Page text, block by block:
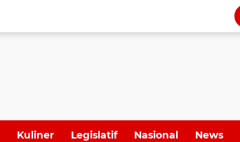
Kuliner Legislatif Nasional News